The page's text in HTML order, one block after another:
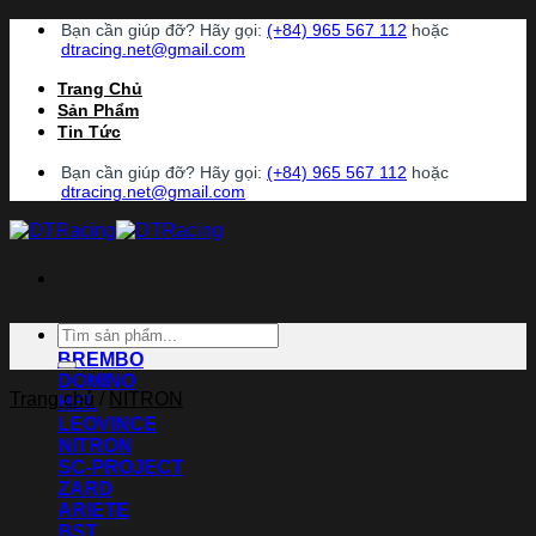
Chuyển
dung
Bạn cần giúp đỡ? Hãy gọi: (+84) 965 567 112 hoặc
dtracing.net@gmail.com
Trang Chủ
Sản Phẩm
Tin Tức
Bạn cần giúp đỡ? Hãy gọi: (+84) 965 567 112 hoặc
dtracing.net@gmail.com
ACCOSSATO
BREMBO
DOMINO
HEL
LEOVINCE
NITRON
SC-PROJECT
ZARD
ARIETE
BST
Tìm
kiếm:
Trang chủ / NITRON